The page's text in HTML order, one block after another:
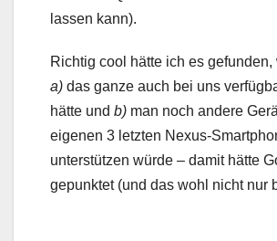
lassen kann).
Richtig cool hätte ich es gefunden,
a) das ganze auch bei uns
hätte und b) man noch andere
eigenen 3 letzten Nexus-
unterstützen würde – damit hätte
gepunktet (und das wohl nicht nur